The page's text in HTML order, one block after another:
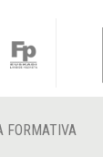
FORMATIVA